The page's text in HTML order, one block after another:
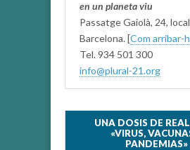
en un planeta viu
Passatge Gaiolà, 24,
Barcelona. [Com arribar-
Tel. 934 501 300
info@plural-21.org
UNA DOSIS DE
«VIRUS,
PANDEMIAS»